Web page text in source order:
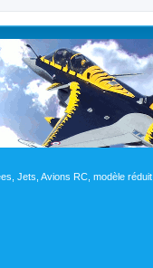
Jets, Avions RC, modèle réduit,